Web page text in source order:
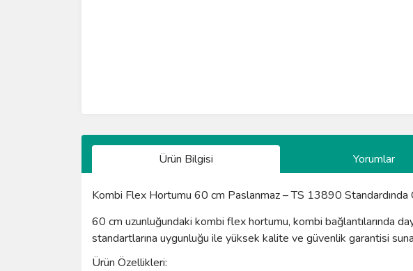
Ürün Bilgisi Yorumlar
Kombi Flex Hortumu 60 cm Paslanmaz – TS 13890 Standardında
60 cm uzunluğundaki kombi flex hortumu, kombi bağlantılarında
standartlarına uygunluğu ile yüksek kalite ve güvenlik garantisi
Ürün Özellikleri: